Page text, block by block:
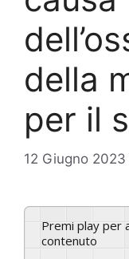
della
per il
12 Giugno 2023
Premi play per ascoltare questo
contenuto